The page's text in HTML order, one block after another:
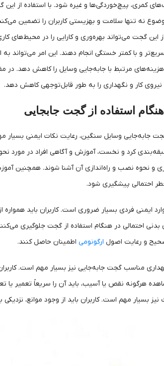
کمری، پیچ‌خوردگی‌ها و غیره شود. با استفاده از
نه تنها سلامت و بهزیستی کاربران را تضمین
این گجت می‌تواند بهره‌وری و کارایی را در محیط‌های
و با کمتر خستگی انجام دهند. این امر می‌تواند
مرتبط با جابه‌جایی وسایل را کاهش دهد. در
کار و نگهداری را به طور قابل‌توجهی کاهش دهد.
استفاده از گجت جابجایی
جابه‌جایی وسایل سنگین، رعایت نکات ایمنی بسیار
کرد و نخست، آموزش و آگاهی افراد در مورد نحوه
و نحوه نصب و راه‌اندازی آن آشنا شوند. همچنین
احتمالی پیشگیری شود.
ایمنی فردی بسیار ضروری است. کاربران باید
احتمالی در هنگام استفاده از گجت جلوگیری
و رعایت اصول ارگونومیاطمینان حاصل کنند.
مناسب گجت جابه‌جایی نیز بسیار مهم است.
هرگونه نقص یا آسیب، باید آن را سریعاً تعمیر
نیز بسیار مهم است. کاربران باید از وجود موانع،